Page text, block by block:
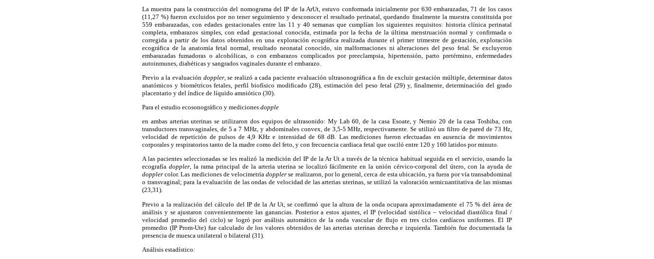
La muestra para la construcción del nomograma del IP de la ArUt, estuvo conformada inicialmente por 630 embarazadas, 71 de los casos
(11,27 %) fueron excluidos por no tener seguimiento y desconocer el resultado perinatal, quedando finalmente la muestra constituida por
559 embarazadas, con edades gestacionales entre las 11 y 40 semanas que cumplían los siguientes requisitos: historia clínica perinatal
completa, embarazos simples, con edad gestacional conocida, estimada por la fecha de la última menstruación normal y confirmada o
corregida a partir de los datos obtenidos en una exploración ecográfica realizada durante el primer trimestre de gestación, exploración
ecográfica de la anatomía fetal normal, resultado neonatal conocido, sin malformaciones ni alteraciones del peso fetal. Se excluyeron
embarazadas fumadoras o alcohólicas, o con embarazos complicados por preeclampsia, hipertensión, parto pretérmino, enfermedades
autoinmunes, diabéticas y sangrados vaginales durante el embarazo.
Previo a la evaluación doppler, se realizó a cada paciente evaluación ultrasonográfica a fin de excluir gestación múltiple, determinar datos
anatómicos y biométricos fetales, perfil biofísico modificado (28), estimación del peso fetal (29) y, finalmente, determinación del grado
placentario y del índice de líquido amniótico (30).
Para el estudio ecosonográfico y mediciones dopple
en ambas arterias uterinas se utilizaron dos equipos de ultrasonido: My Lab 60, de la casa Esoate, y Nemio 20 de la casa Toshiba, con
transductores transvaginales, de 5 a 7 MHz, y abdominales convex, de 3,5-5 MHz, respectivamente. Se utilizó un filtro de pared de 73 Hz,
velocidad de repetición de pulsos de 4,9 KHz e intensidad de 68 dB. Las mediciones fueron efectuadas en ausencia de movimientos
corporales y respiratorios tanto de la madre como del feto, y con frecuencia cardiaca fetal que osciló entre 120 y 160 latidos por minuto.
A las pacientes seleccionadas se les realizó la medición del IP de la Ar Ut a través de la técnica habitual seguida en el servicio, usando la
ecografía doppler, la rama principal de la arteria uterina se localizó fácilmente en la unión cérvico-corporal del útero, con la ayuda de
dopplercolor. Las mediciones de velocimetríadopplerse realizaron, por lo general, cerca de esta ubicación, ya fuera por vía transabdominal
o transvaginal; para la evaluación de las ondas de velocidad de las arterias uterinas, se utilizó la valoración semicuantitativa de las mismas
(23,31).
Previo a la realización del cálculo del IP de la Ar Ut, se confirmó que la altura de la onda ocupara aproximadamente el 75 % del área de
análisis y se ajustaron convenientemente las ganancias. Posterior a estos ajustes, el IP (velocidad sistólica – velocidad diastólica final /
velocidad promedio del ciclo) se logró por análisis automático de la onda vascular de flujo en tres ciclos cardíacos uniformes. El IP
promedio (IP Prom-Ute) fue calculado de los valores obtenidos de las arterias uterinas derecha e izquierda. También fue documentada la
presencia de muesca unilateral o bilateral (31).
Análisis estadístico :